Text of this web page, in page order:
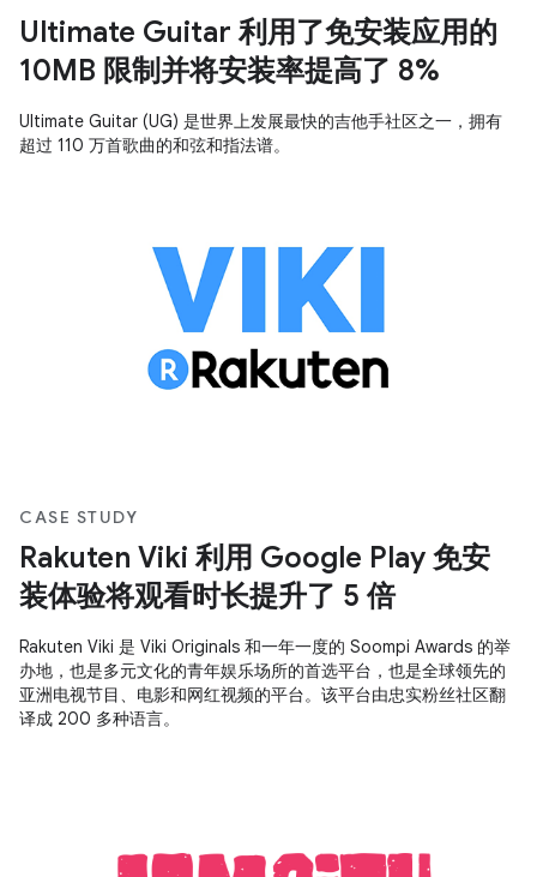
Ultimate Guitar 利用了免安装应用的
10MB 限制并将安装率提高了 8%
Ultimate Guitar (UG) 是世界上发展最快的吉他手社区之一，拥有
超过 110 万首歌曲的和弦和指法谱。
CASE STUDY
Rakuten Viki 利用 Google Play 免安
装体验将观看时长提升了 5 倍
Rakuten Viki 是 Viki Originals 和一年一度的 Soompi Awards 的举
办地，也是多元文化的青年娱乐场所的首选平台，也是全球领先的
亚洲电视节目、电影和网红视频的平台。该平台由忠实粉丝社区翻
译成 200 多种语言。